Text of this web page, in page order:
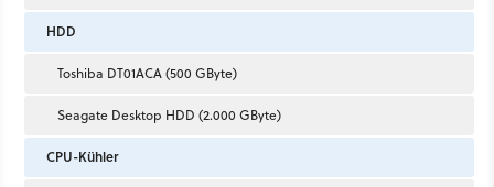
HDD
Toshiba DT01ACA (500 GByte)
Seagate Desktop HDD (2.000 GByte)
CPU-Kühler